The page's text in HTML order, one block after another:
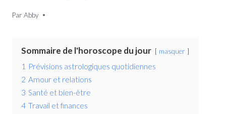
Par Abby
4 juillet 2026
Sommaire de l'horoscope du jour masquer
1 Prévisions astrologiques quotidiennes
2 Amour et relations
3 Santé et bien-être
4 Travail et finances